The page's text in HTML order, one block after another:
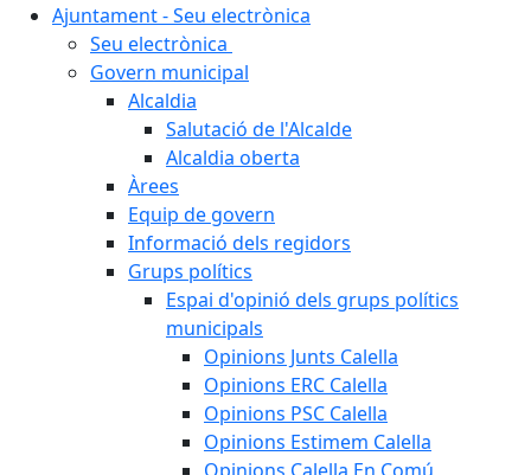
Ajuntament - Seu electrònica
Seu electrònica
Govern municipal
Alcaldia
Salutació de l'Alcalde
Alcaldia oberta
Àrees
Equip de govern
Informació dels regidors
Grups polítics
Espai d'opinió dels grups polítics
municipals
Opinions Junts Calella
Opinions ERC Calella
Opinions PSC Calella
Opinions Estimem Calella